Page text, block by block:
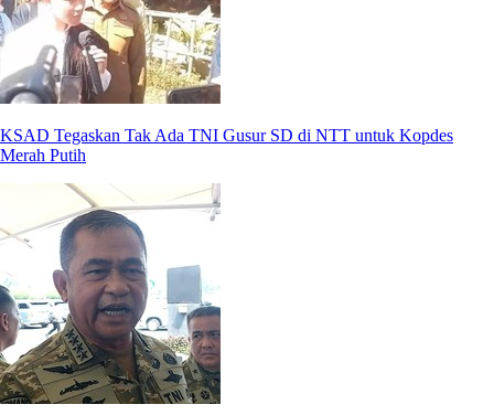
KSAD Tegaskan Tak Ada TNI Gusur SD di NTT untuk Kopdes
Merah Putih